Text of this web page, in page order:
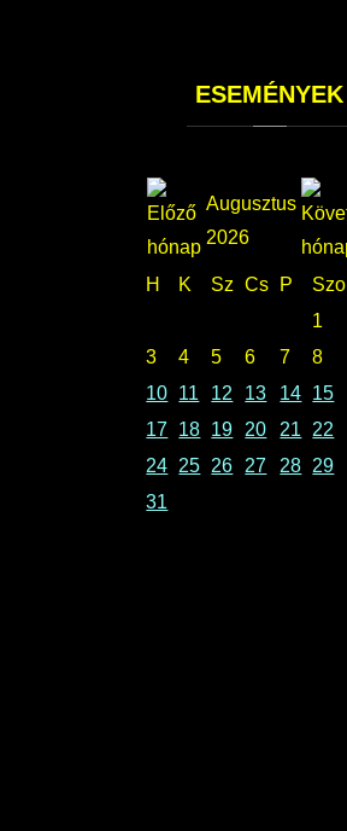
ESEMÉNYEK
Augusztus
2026
H K Sz Cs P Szo
1
3
4 5 6 7 8
10 11 12 13 14 15
17 18 19 20 21 22
24 25 26 27 28 29
31